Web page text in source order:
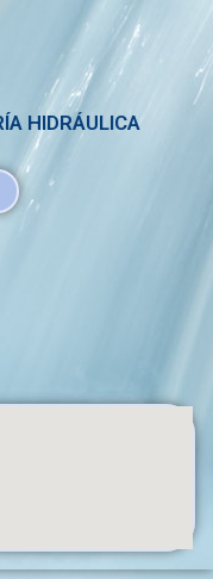
HIDRÁULICA